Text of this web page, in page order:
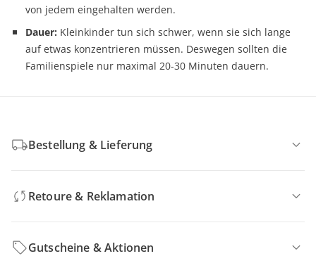
von jedem eingehalten werden.
Dauer: Kleinkinder tun sich schwer, wenn sie sich lange
auf etwas konzentrieren müssen. Deswegen sollten die
Familienspiele nur maximal 20-30 Minuten dauern.
Bestellung & Lieferung
Retoure & Reklamation
Gutscheine & Aktionen